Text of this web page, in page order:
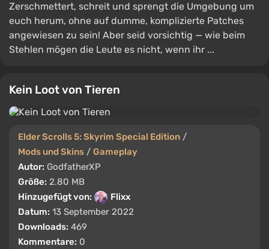
Zerschmettert, schreit und sprengt die Umgebung um
euch herum, ohne auf dumme, komplizierte Patches
angewiesen zu sein! Aber seid vorsichtig — wie beim
Stehlen mögen die Leute es nicht, wenn ihr ...
Kein Loot von Tieren
Elder Scrolls 5: Skyrim Special Edition /
Mods und Skins / Gameplay
Autor: GodfatherXP
Größe: 2.80 MB
Hinzugefügt von:
Flixx
Datum: 13 September 2022
Downloads: 469
Kommentare: 0